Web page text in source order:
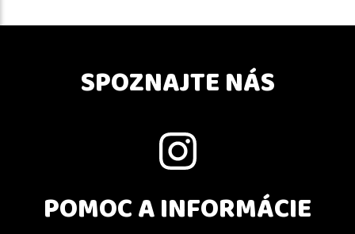
SPOZNAJTE NÁS
POMOC A INFORMÁCIE